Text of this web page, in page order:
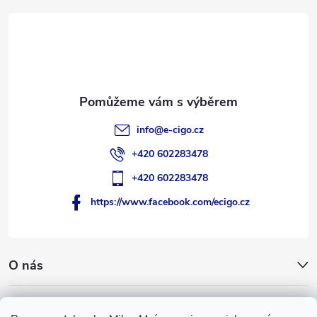
O nás
info@e-cigo.cz
+420 602283478
+420 602283478
https://www.facebook.com/ecigo.cz